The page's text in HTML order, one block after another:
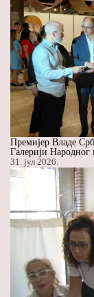
Премијер Владе
Галерији Народног
31. јул 2026.